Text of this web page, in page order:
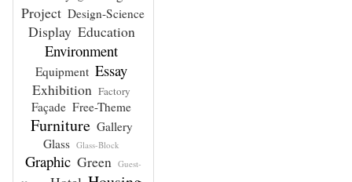
Project Design-Science
Display Education
Environment
Equipment Essay
Exhibition Factory
Façade Free-Theme
Furniture Gallery
Glass Glass-Block
Graphic Green Guest-